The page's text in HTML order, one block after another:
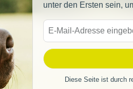
unter den Ersten sein,
Diese Seite ist durch